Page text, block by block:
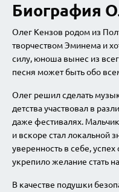
Биография
Олег Кензов родом из
творчеством Эминема и
силу, юноша вынес из
песня может быть обо
Олег решил сделать
детства участвовал в
даже фестивалях.
и вскоре стал локальной
уверенность в себе,
укрепило желание стать
В качестве подушки